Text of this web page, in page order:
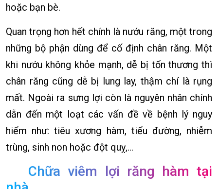
hoặc bạn bè.
Quan trọng hơn hết chính là nướu răng, một trong
những bộ phận dùng để cố định chân răng. Một
khi nướu không khỏe mạnh, dễ bị tổn thương thì
chân răng cũng dễ bị lung lay, thậm chí là rụng
mất. Ngoài ra sưng lợi còn là nguyên nhân chính
dẫn đến một loạt các vấn đề về bệnh lý nguy
hiểm như: tiêu xương hàm, tiểu đường, nhiễm
trùng, sinh non hoặc đột quỵ,…
Chữa viêm lợi răng hàm tại